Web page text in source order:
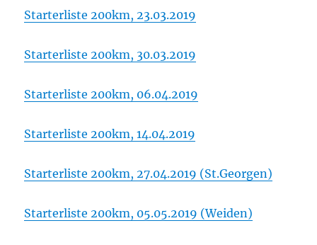
Starterliste 200km, 23.03.2019
Starterliste 200km, 30.03.2019
Starterliste 200km, 06.04.2019
Starterliste 200km, 14.04.2019
Starterliste 200km, 27.04.2019 (St.Georgen)
Starterliste 200km, 05.05.2019 (Weiden)